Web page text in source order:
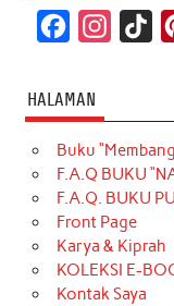
c
e
b
o
o
k
t
a
g
r
a
m
T
o
k
HALAMAN
Buku
F.A.Q BUKU
F.A.Q. BUKU
Front Page
Karya & Kiprah
KOLEKSI E-
Kontak Saya